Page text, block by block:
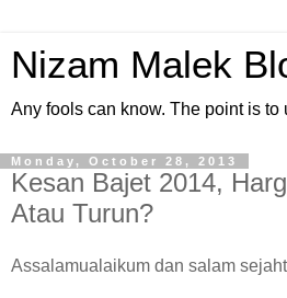
Nizam Malek
Any fools can know. The point is to
Monday, October 28, 2013
Kesan Bajet 2014,
Atau Turun?
Assalamualaikum dan salam